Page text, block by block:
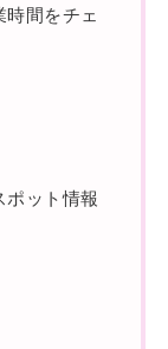
間をチェ
ット情報